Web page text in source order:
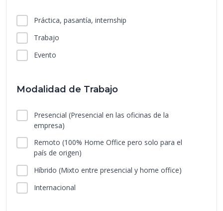
Práctica, pasantía, internship
Trabajo
Evento
Modalidad de Trabajo
Presencial (Presencial en las oficinas de la
empresa)
Remoto (100% Home Office pero solo para el
país de origen)
Híbrido (Mixto entre presencial y home office)
Internacional